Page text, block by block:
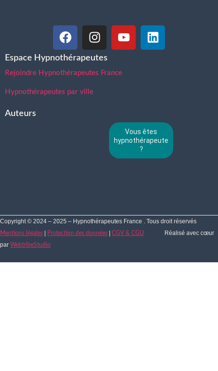
Espace Hypnothérapeutes
Rejoindre Hypnothérapeutes France
Hypnothérapeutes par ville
Auteurs
Vous êtes
hypnothérapeute
?
Copyright © 2024 – 2025 – Hypnothérapeutes France . Tous droit réservés
Mentions légales | Protection des données | CGV & CGU
Réalisé avec cœur
par WebtribeStudio